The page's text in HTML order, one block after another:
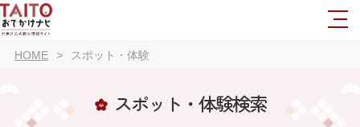
HOME スポット・体験
スポット・体験検索